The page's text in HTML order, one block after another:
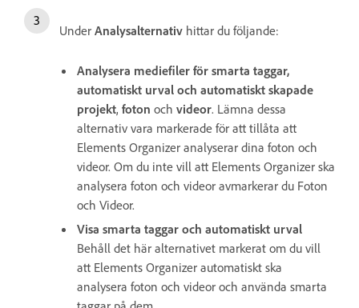
Under Analysalternativ hittar du följande:
Analysera mediefiler för smarta taggar,
automatiskt urval och automatiskt skapade
projekt, foton och videor. Lämna dessa
alternativ vara markerade för att tillåta att
Elements Organizer analyserar dina foton och
videor. Om du inte vill att Elements Organizer ska
analysera foton och videor avmarkerar du Foton
och Videor.
Visa smarta taggar och automatiskt urval
Behåll det här alternativet markerat om du vill
att Elements Organizer automatiskt ska
analysera foton och videor och använda smarta